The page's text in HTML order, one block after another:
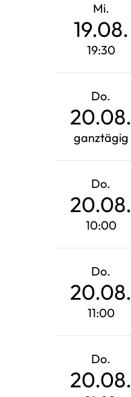
Mi.
19.08.
19:30
Do.
20.08.
ganztägig
Do.
20.08.
10:00
Do.
20.08.
11:00
Do.
20.08.